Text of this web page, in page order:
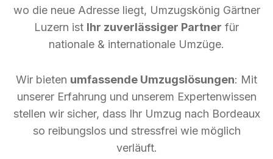
wo die neue Adresse liegt, Umzugskönig Gärtner
Luzern ist Ihr zuverlässiger Partner für
nationale & internationale Umzüge.
Wir bieten umfassende Umzugslösungen: Mit
unserer Erfahrung und unserem Expertenwissen
stellen wir sicher, dass Ihr Umzug nach Bordeaux
so reibungslos und stressfrei wie möglich
verläuft.